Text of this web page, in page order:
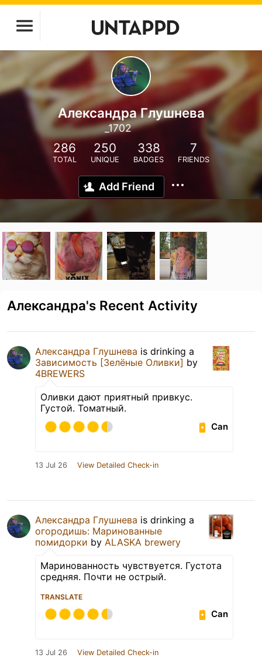
Александра Глушнева
_1702
286
TOTAL
250
UNIQUE
338
BADGES
7
FRIENDS
Add Friend
Александра's Recent Activity
Александра Глушнева is drinking a
Зависимость [Зелёные Оливки] by
4BREWERS
Оливки дают приятный привкус.
Густой. Томатный.
Can
13 Jul 26 View Detailed Check-in
Александра Глушнева is drinking a
огородишь: Маринованные
помидорки by ALASKA brewery
Маринованность чувствуется. Густота
средняя. Почти не острый.
TRANSLATE
Can
13 Jul 26 View Detailed Check-in